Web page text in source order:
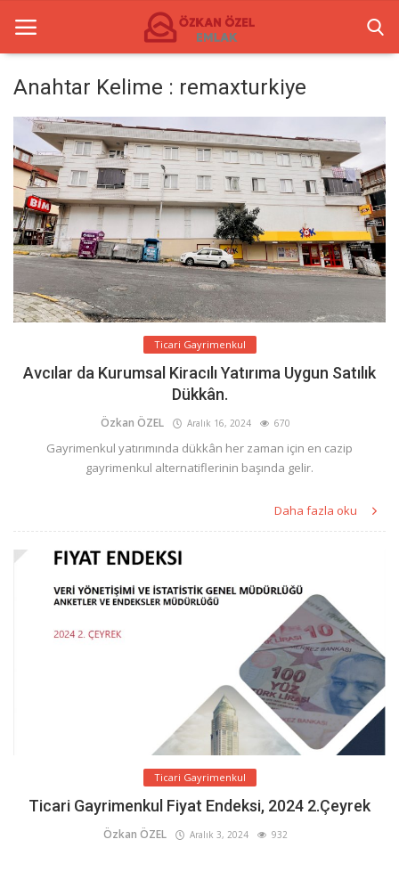
Anasayfa
Ticari Merkezler
Ticari Gayrimenkul
İletişim
Türkçe
Anahtar Kelime : remaxturkiye
Ticari Gayrimenkul
Avcılar da Kurumsal Kiracılı Yatırıma Uygun Satılık
Dükkân.
Özkan ÖZEL Aralık 16, 2024 670
Gayrimenkul yatırımında dükkân her zaman için en cazip
gayrimenkul alternatiflerinin başında gelir.
Daha fazla oku
Ticari Gayrimenkul
Ticari Gayrimenkul Fiyat Endeksi, 2024 2.Çeyrek
Özkan ÖZEL Aralık 3, 2024 932